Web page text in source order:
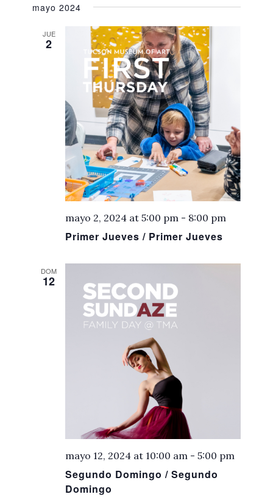
mayo 2024
JUE
2
Primer Jueves / Primer Jueves
mayo 2, 2024 at 5:00 pm - 8:00 pm
DOM
12
Segundo Domingo / Segundo
Domingo
mayo 12, 2024 at 10:00 am -5:00 pm